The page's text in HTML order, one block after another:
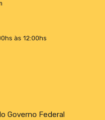
às 12:00hs
Governo Federal